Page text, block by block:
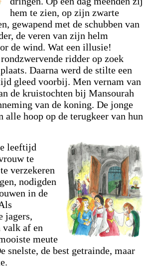
hem te zien, op zijn zwarte
gewapend met de schubben van
de veren van zijn helm
de wind. Wat een illusie!
ridder op zoek
Daarna werd de stilte een
gleed voorbij. Men vernam van
de kruistochten bij Mansourah
van de koning. De jonge
alle hoop op de terugkeer van hun
leeftijd
te
verzekeren
nodigden
in de
jagers,
af en
meute
snelste, de best getrainde, maar